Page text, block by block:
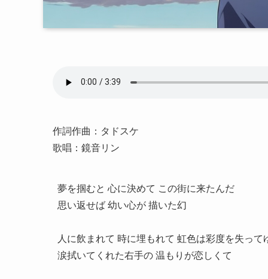
作詞作曲：タドスケ
歌唱：鏡音リン
夢を掴むと 心に決めて この街に来たんだ
思い返せば 幼い心が 描いた幻
人に飲まれて 時に埋もれて 虹色は彩度を失って
涙拭いてくれた右手の 温もりが恋しくて